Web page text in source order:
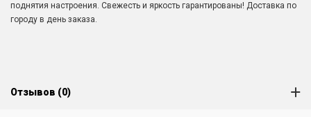
поднятия настроения. Свежесть и яркость гарантированы! Доставка по
городу в день заказа.
Отзывов (0)